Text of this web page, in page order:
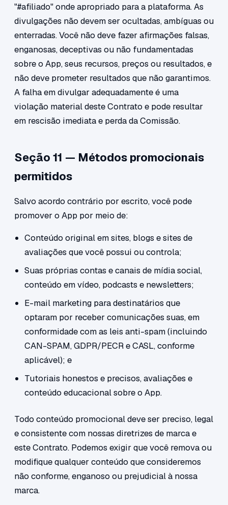
"#afiliado" onde apropriado para a plataforma. As
divulgações não devem ser ocultadas, ambíguas ou
enterradas. Você não deve fazer afirmações falsas,
enganosas, deceptivas ou não fundamentadas
sobre o App, seus recursos, preços ou resultados, e
não deve prometer resultados que não garantimos.
A falha em divulgar adequadamente é uma
violação material deste Contrato e pode resultar
em rescisão imediata e perda da Comissão.
Seção 11 — Métodos promocionais
permitidos
Salvo acordo contrário por escrito, você pode
promover o App por meio de:
Conteúdo original em sites, blogs e sites de
avaliações que você possui ou controla;
Suas próprias contas e canais de mídia social,
conteúdo em vídeo, podcasts e newsletters;
E-mail marketing para destinatários que
optaram por receber comunicações suas, em
conformidade com as leis anti-spam (incluindo
CAN-SPAM, GDPR/PECR e CASL, conforme
aplicável); e
Tutoriais honestos e precisos, avaliações e
conteúdo educacional sobre o App.
Todo conteúdo promocional deve ser preciso, legal
e consistente com nossas diretrizes de marca e
este Contrato. Podemos exigir que você remova ou
modifique qualquer conteúdo que consideremos
não conforme, enganoso ou prejudicial à nossa
marca.